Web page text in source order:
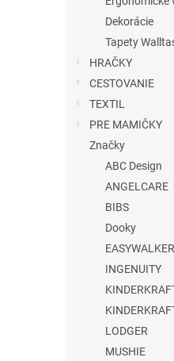
Dekorácie
Tapety
HRAČKY
CESTOVANIE
TEXTIL
PRE MAMIČKY
Značky
ABC Design
ANGELCARE
BIBS
Dooky
EASYWALKER
INGENUITY
LODGER
MUSHIE